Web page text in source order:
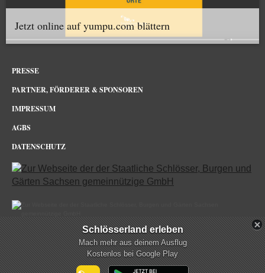
Jetzt online auf yumpu.com blättern
PRESSE
PARTNER, FÖRDERER & SPONSOREN
IMPRESSUM
AGBS
DATENSCHUTZ
Burg Kriebstein im Netz
Schlösserland erleben
Mach mehr aus deinem Ausflug
Kostenlos bei Google Play